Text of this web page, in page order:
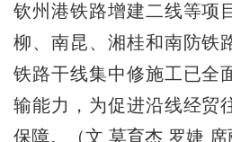
钦州港铁路增建二线等项
柳、南昆、湘桂和南防铁
铁路干线集中修施工已全
输能力，为促进沿线经贸
保障。（文 莫育杰 罗婕 席